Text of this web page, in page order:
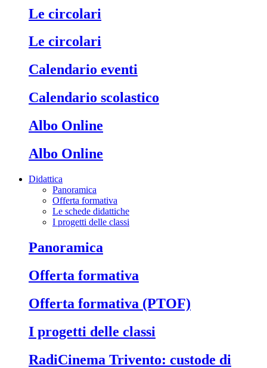
Le circolari
Le circolari
Calendario eventi
Calendario scolastico
Albo Online
Albo Online
Didattica
Panoramica
Offerta formativa
Le schede didattiche
I progetti delle classi
Panoramica
Offerta formativa
Offerta formativa (PTOF)
I progetti delle classi
RadiCinema Trivento: custode di